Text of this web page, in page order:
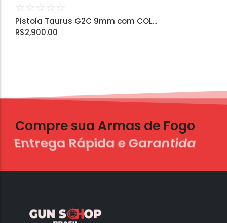
☆ ☆ ☆ ☆ ☆
Pistola Taurus G2C 9mm com COL...
R$2,900.00
Compre sua Armas de Fogo
Entrega Rápida e Garantida